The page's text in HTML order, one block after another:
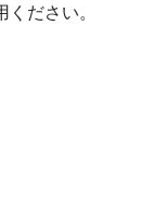
ださい。